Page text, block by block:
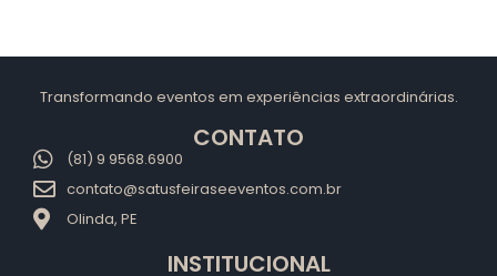
Transformando eventos em experiências extraordinárias.
CONTATO
(81) 9 9568.6900
contato@satusfeiraseeventos.com.br
Olinda, PE
INSTITUCIONAL